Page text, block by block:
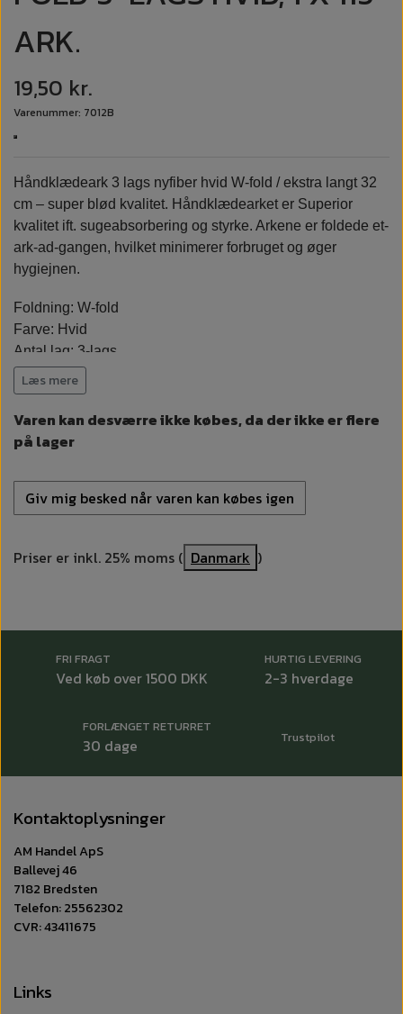
ARK.
19,50 kr.
Varenummer: 7012B
Håndklædeark 3 lags nyfiber hvid W-fold / ekstra langt 32
cm – super blød kvalitet. Håndklædearket er Superior
kvalitet ift. sugeabsorbering og styrke. Arkene er foldede et-
ark-ad-gangen, hvilket minimerer forbruget og øger
hygiejnen.
Foldning: W-fold
Farve: Hvid
Antal lag: 3-lags
Ark størrelse: L: 32 cm - B: 22 cm
Læs mere
Varen kan desværre ikke købes, da der ikke er flere
på lager
Giv mig besked når varen kan købes igen
Priser er inkl. 25% moms ( Danmark )
FRI FRAGT
Ved køb over 1500 DKK
HURTIG LEVERING
2-3 hverdage
FORLÆNGET RETURRET
30 dage Trustpilot
Kontaktoplysninger
AM Handel ApS
Ballevej 46
7182 Bredsten
Telefon: 25562302
CVR: 43411675
Links